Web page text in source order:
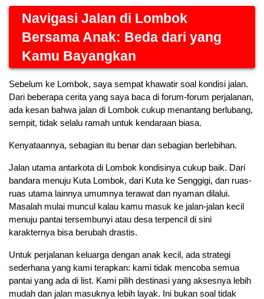
Navigasi Jalan di Lombok
Bersama Anak: Beda dari yang
Kamu Bayangkan
Sebelum ke Lombok, saya sempat khawatir soal kondisi jalan.
Dari beberapa cerita yang saya baca di forum-forum perjalanan,
ada kesan bahwa jalan di Lombok cukup menantang berlubang,
sempit, tidak selalu ramah untuk kendaraan biasa.
Kenyataannya, sebagian itu benar dan sebagian berlebihan.
Jalan utama antarkota di Lombok kondisinya cukup baik. Dari
bandara menuju Kuta Lombok, dari Kuta ke Senggigi, dan ruas-
ruas utama lainnya umumnya terawat dan nyaman dilalui.
Masalah mulai muncul kalau kamu masuk ke jalan-jalan kecil
menuju pantai tersembunyi atau desa terpencil di sini
karakternya bisa berubah drastis.
Untuk perjalanan keluarga dengan anak kecil, ada strategi
sederhana yang kami terapkan: kami tidak mencoba semua
pantai yang ada di list. Kami pilih destinasi yang aksesnya lebih
mudah dan jalan masuknya lebih layak. Ini bukan soal tidak